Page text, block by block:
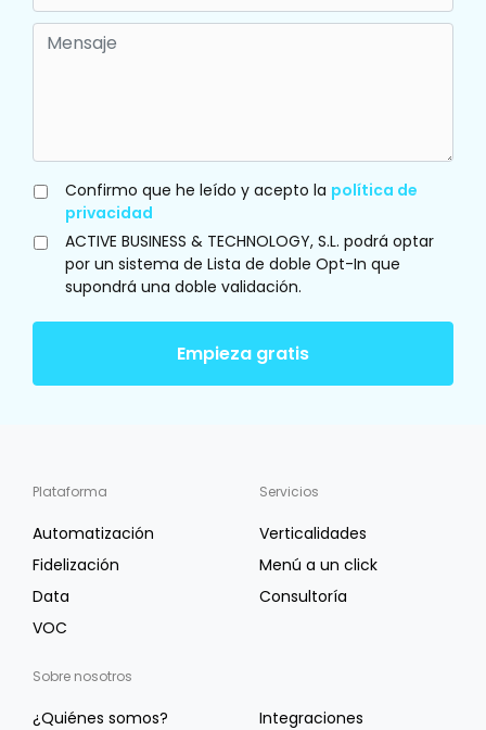
Confirmo que he leído y acepto la política de
privacidad
ACTIVE BUSINESS & TECHNOLOGY, S.L. podrá optar
por un sistema de Lista de doble Opt-In que
supondrá una doble validación.
Plataforma
Automatización
Fidelización
Data
VOC
Servicios
Verticalidades
Menú a un click
Consultoría
Sobre nosotros
¿Quiénes somos?
Integraciones